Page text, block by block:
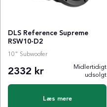
DLS Reference Supreme
RSW10-D2
10" Subwoofer
2332 kr
Midlertidigt
udsolgt
Læs mere